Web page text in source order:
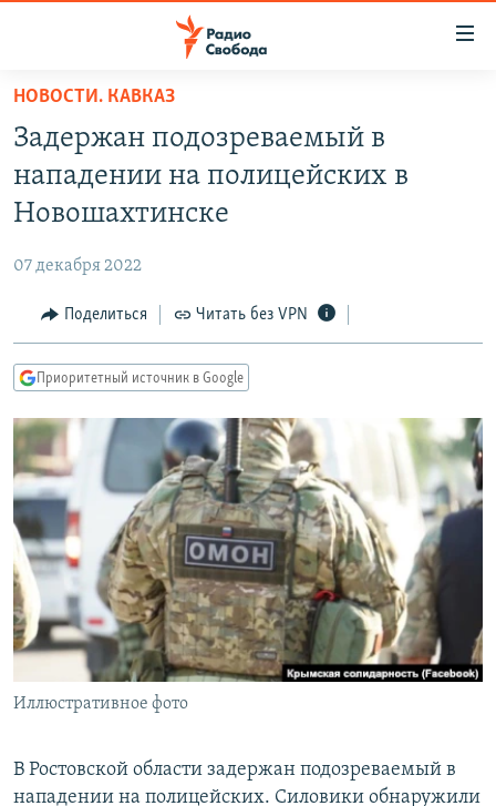
упрощенного
доступа
основному
Вернутся
Вернутся
поиску
ПОДКАСТЫ
АВТОРСКИЕ ПРОЕКТЫ
МНЕНИЯ
КУЛЬТУРА
КАВКАЗ.РЕАЛИИ
СЕВЕР.РЕАЛИИ
СИБИРЬ.РЕАЛИИ
РАСПИСАНИЕ ВЕЩАНИЯ
ПОДПИШИТЕСЬ НА РАССЫЛКУ
СОЦИАЛЬНЫЕ СЕТИ
Все сайты РСЕ/РС
НОВОСТИ. КАВКАЗ
Задержан подозреваемый в
нападении на полицейских в
Новошахтинске
07 декабря 2022
Поделиться Читать без VPN
Приоритетный источник в Google
Иллюстративное фото
В Ростовской области задержан подозреваемый в
нападении на полицейских. Силовики обнаружили